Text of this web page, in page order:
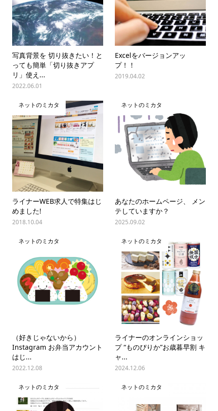
写真背景を 切り抜きたい！と
っても簡単「切り抜きアプ
リ」使え...
2022.06.01
Excelをバージョンアッ
プ！！
2019.04.02
ネットのミカタ
ライナーWEB求人で特集はじ
めました!
2018.10.04
ネットのミカタ
あなたのホームページ、 メン
テしていますか？
2025.09.02
ネットのミカタ
（好きじゃないから）
Instagram お弁当アカウント
はじ...
2022.12.08
ネットのミカタ
ライナーのオンラインショッ
プ “ものぴりか”お歳暮早割 キ
ャ...
2024.12.06
ネットのミカタ ネットのミカタ